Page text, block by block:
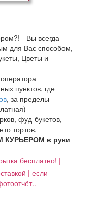
- Вы всегда
для Вас способом,
Цветы и
пунктов, где
, за пределы
фуд-букетов,
тортов,
КУРЬЕРОМ в руки
бесплатно! |
| если